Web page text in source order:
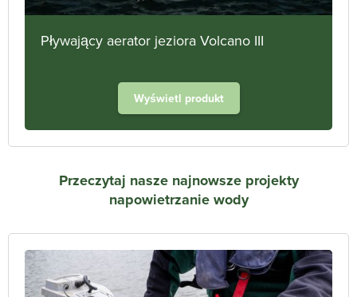
Pływający aerator jeziora Volcano III
Wyświetl produkt
Przeczytaj nasze najnowsze projekty
napowietrzanie wody